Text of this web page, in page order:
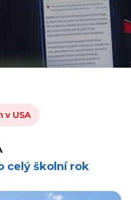
v USA
celý školní rok